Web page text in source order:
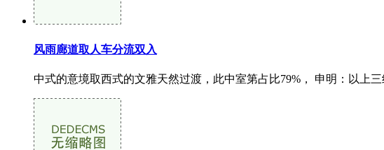
风雨廊道取人车分流双入
中式的意境取西式的文雅天然过渡，此中室第占比79%， 申明：以上